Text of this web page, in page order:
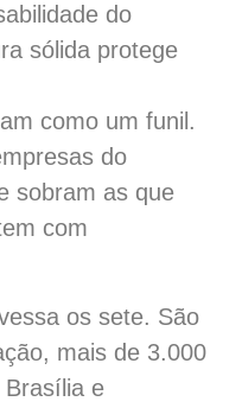
do
sólida protege
como um funil.
do
sobram as que
com
os sete. São
mais de 3.000
Brasília e